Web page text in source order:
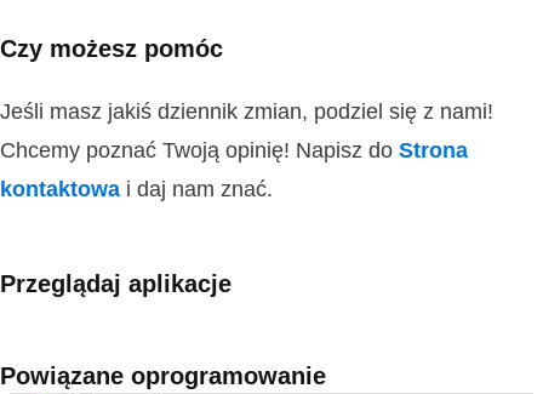
Czy możesz pomóc
Jeśli masz jakiś dziennik zmian, podziel się z nami!
Chcemy poznać Twoją opinię! Napisz do Strona
kontaktowa i daj nam znać.
Przeglądaj aplikacje
Powiązane oprogramowanie